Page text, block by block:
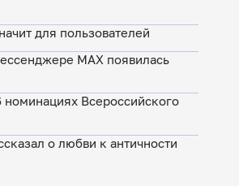
для пользователей
MAX появилась
Всероссийского
о любви к античности